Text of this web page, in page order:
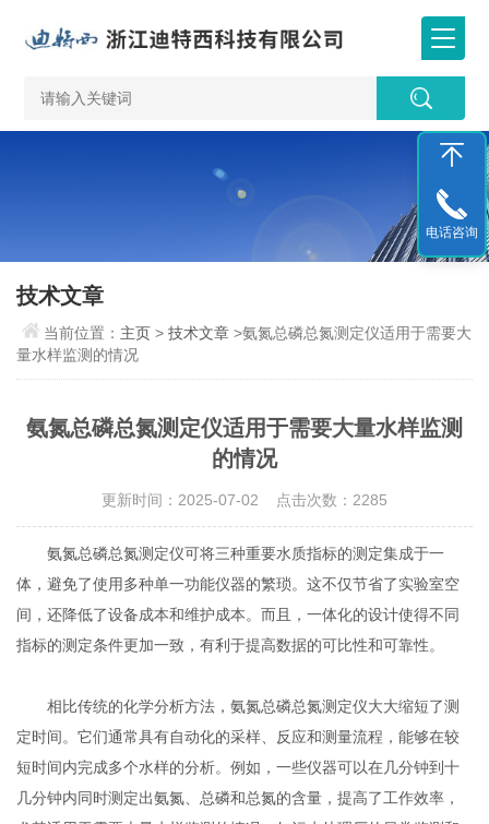
技术文章
当前位置： 主页 >技术文章 >氨氮总磷总氮测定仪适用于需要大
量水样监测的情况
氨氮总磷总氮测定仪适用于需要大量水样监测
的情况
更新时间：2025-07-02 点击次数：2285
氨氮总磷总氮测定仪可将三种重要水质指标的测定集成于一
体，避免了使用多种单一功能仪器的繁琐。这不仅节省了实验室空
间，还降低了设备成本和维护成本。而且，一体化的设计使得不同
指标的测定条件更加一致，有利于提高数据的可比性和可靠性。
相比传统的化学分析方法，氨氮总磷总氮测定仪大大缩短了测
定时间。它们通常具有自动化的采样、反应和测量流程，能够在较
短时间内完成多个水样的分析。例如，一些仪器可以在几分钟到十
几分钟内同时测定出氨氮、总磷和总氮的含量，提高了工作效率，
电话咨询